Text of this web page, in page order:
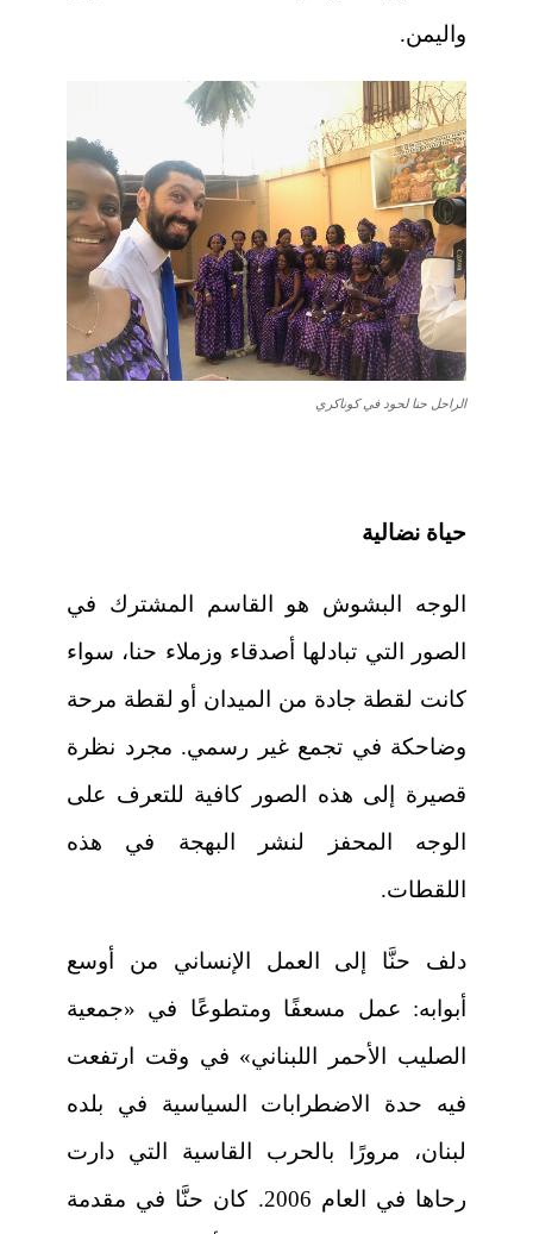
واليمن.
الراحل حنا لحود في كوناكري
حياة نضالية
الوجه البشوش هو القاسم المشترك في
الصور التي تبادلها أصدقاء وزملاء حنا، سواء
كانت لقطة جادة من الميدان أو لقطة مرحة
وضاحكة في تجمع غير رسمي. مجرد نظرة
قصيرة إلى هذه الصور كافية للتعرف على
الوجه المحفز لنشر البهجة في هذه
اللقطات.
دلف حنَّا إلى العمل الإنساني من أوسع
أبوابه: عمل مسعفًا ومتطوعًا في «جمعية
الصليب الأحمر اللبناني» في وقت ارتفعت
فيه حدة الاضطرابات السياسية في بلده
لبنان، مرورًا بالحرب القاسية التي دارت
رحاها في العام 2006. كان حنَّا في مقدمة